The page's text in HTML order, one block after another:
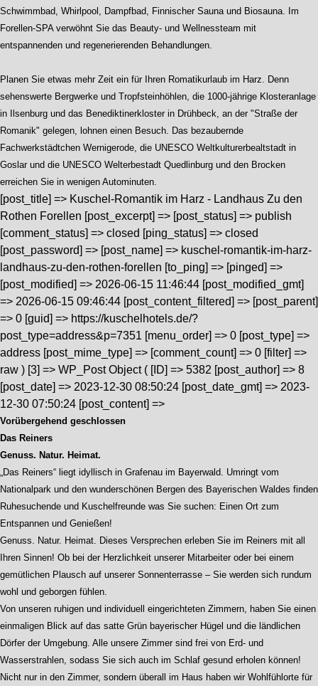
Schwimmbad, Whirlpool, Dampfbad, Finnischer Sauna und Biosauna. Im
Forellen-SPA verwöhnt Sie das Beauty- und Wellnessteam mit
entspannenden und regenerierenden Behandlungen.
Planen Sie etwas mehr Zeit ein für Ihren Romatikurlaub im Harz. Denn
sehenswerte Bergwerke und Tropfsteinhöhlen, die 1000-jährige Klosteranlage
in Ilsenburg und das Benediktinerkloster in Drühbeck, an der "Straße der
Romanik" gelegen, lohnen einen Besuch. Das bezaubernde
Fachwerkstädtchen Wernigerode, die UNESCO Weltkulturerbealtstadt in
Goslar und die UNESCO Welterbestadt Quedlinburg und den Brocken
erreichen Sie in wenigen Autominuten.
[post_title] => Kuschel-Romantik im Harz - Landhaus Zu den
Rothen Forellen [post_excerpt] => [post_status] => publish
[comment_status] => closed [ping_status] => closed
[post_password] => [post_name] => kuschel-romantik-im-harz-
landhaus-zu-den-rothen-forellen [to_ping] => [pinged] =>
[post_modified] => 2026-06-15 11:46:44 [post_modified_gmt]
=> 2026-06-15 09:46:44 [post_content_filtered] => [post_parent]
=> 0 [guid] => https://kuschelhotels.de/?
post_type=address&p=7351 [menu_order] => 0 [post_type] =>
address [post_mime_type] => [comment_count] => 0 [filter] =>
raw ) [3] => WP_Post Object ( [ID] => 5382 [post_author] => 8
[post_date] => 2023-12-30 08:50:24 [post_date_gmt] => 2023-
12-30 07:50:24 [post_content] =>
Vorübergehend geschlossen
Das Reiners
Genuss. Natur. Heimat.
„Das Reiners“ liegt idyllisch in Grafenau im Bayerwald. Umringt vom
Nationalpark und den wunderschönen Bergen des Bayerischen Waldes finden
Ruhesuchende und Kuschelfreunde was Sie suchen: Einen Ort zum
Entspannen und Genießen!
Genuss. Natur. Heimat. Dieses Versprechen erleben Sie im Reiners mit all
Ihren Sinnen! Ob bei der Herzlichkeit unserer Mitarbeiter oder bei einem
gemütlichen Plausch auf unserer Sonnenterrasse – Sie werden sich rundum
wohl und geborgen fühlen.
Von unseren ruhigen und individuell eingerichteten Zimmern, haben Sie einen
einmaligen Blick auf das satte Grün bayerischer Hügel und die ländlichen
Dörfer der Umgebung. Alle unsere Zimmer sind frei von Erd- und
Wasserstrahlen, sodass Sie sich auch im Schlaf gesund erholen können!
Nicht nur in den Zimmer, sondern überall im Haus haben wir Wohlfühlorte für